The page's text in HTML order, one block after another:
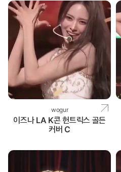
wogur
이즈나 LA K콘 헌트릭스 골든
커버 C